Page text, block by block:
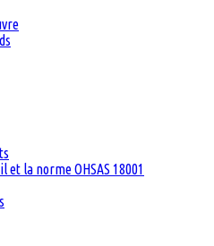
et la norme OHSAS 18001